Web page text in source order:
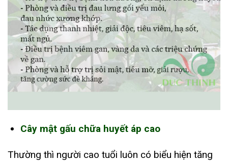
Cây mật gấu chữa huyết áp cao
Thường thì người cao tuổi luôn có biểu hiện tăng